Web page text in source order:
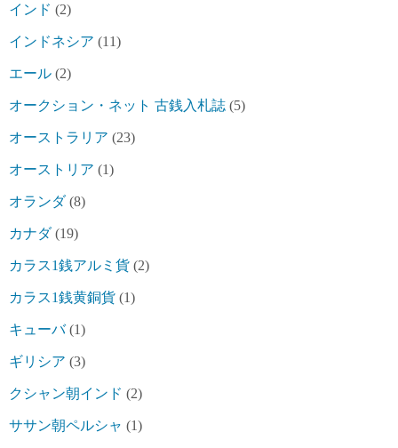
インド (2)
インドネシア (11)
エール (2)
オークション・ネット 古銭入札誌 (5)
オーストラリア (23)
オーストリア (1)
オランダ(8)
カナダ(19)
カラス1銭アルミ貨 (2)
カラス1銭黄銅貨 (1)
キューバ(1)
ギリシア (3)
クシャン朝インド (2)
ササン朝ペルシャ (1)